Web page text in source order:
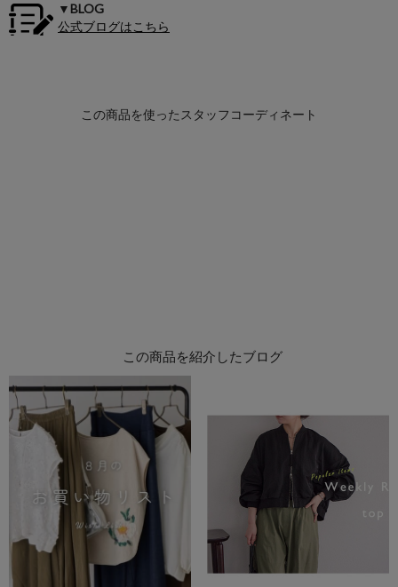
▼BLOG
公式ブログはこちら
この商品を紹介したブログ